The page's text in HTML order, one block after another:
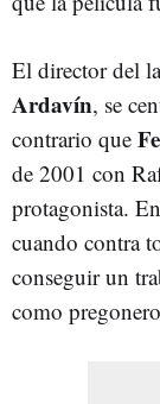
El director del
Ardavín, se
contrario que
de 2001 con
protagonista.
cuando contra
conseguir un
como